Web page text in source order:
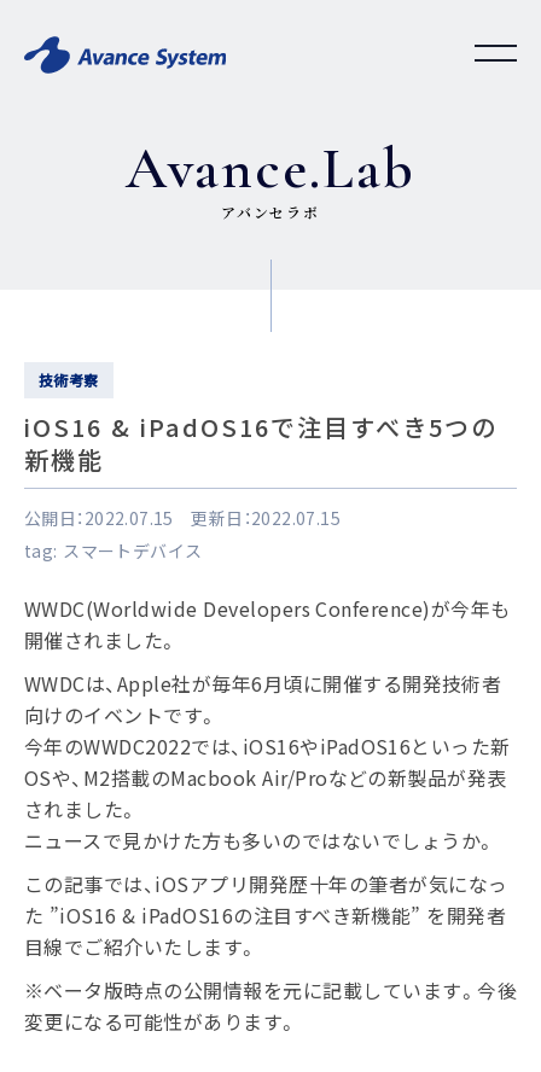
Avance.Lab
アバンセラボ
技術考察
iOS16 & iPadOS16で注目すべき5つの
新機能
公開日：2022.07.15 更新日：2022.07.15
tag: スマートデバイス
WWDC(Worldwide Developers Conference)が今年も
開催されました。
WWDCは、Apple社が毎年6月頃に開催する開発技術者
向けのイベントです。
今年のWWDC2022では、iOS16やiPadOS16といった新
OSや、M2搭載のMacbook Air/Proなどの新製品が発表
されました。
ニュースで見かけた方も多いのではないでしょうか。
この記事では、iOSアプリ開発歴十年の筆者が気になっ
た ”iOS16 & iPadOS16の注目すべき新機能” を開発者
目線でご紹介いたします。
※ベータ版時点の公開情報を元に記載しています。今後
変更になる可能性があります。